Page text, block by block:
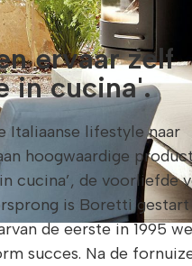
ervaar zelf
in cucina'.
Italiaanse lifestyle naar
hoogwaardige
cucina’, de voorliefde
is Boretti
de eerste in 1995
succes. Na de